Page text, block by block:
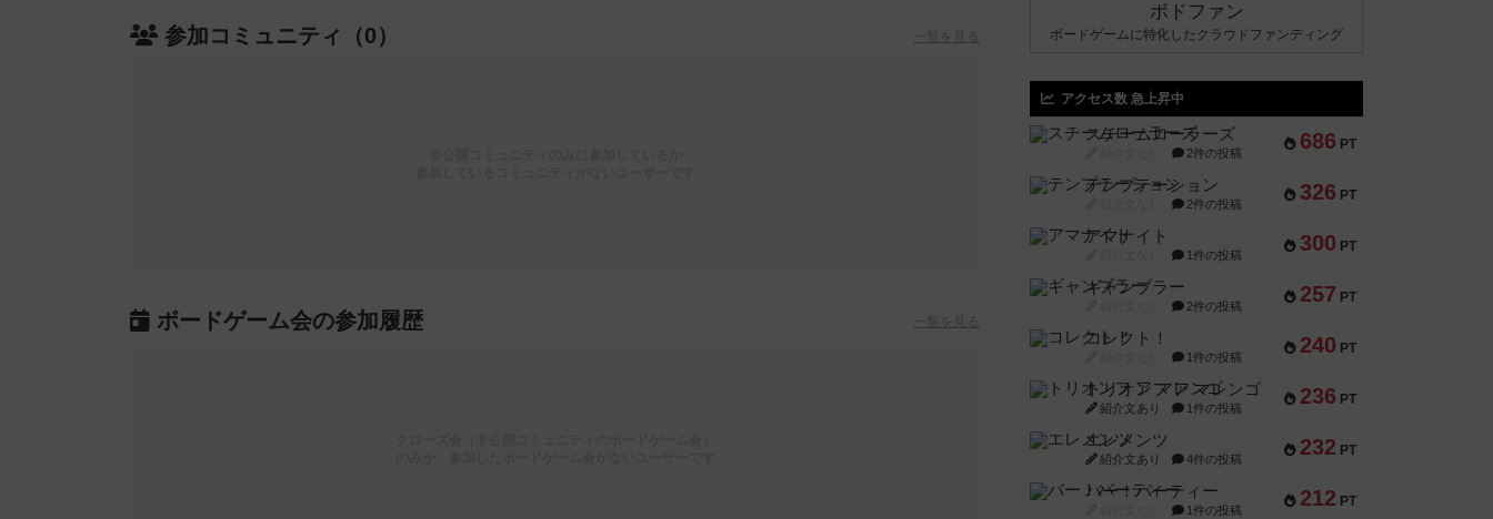
参加コミュニティ（0） 一覧を見る
ボードゲーム会の参加履歴 一覧を見る
ボドファン
ボードゲームに特化したクラウドファンディング
アクセス数 急上昇中
686 PT
スチームローラーズ
2件の投稿
326 PT
テンプテーション
2件の投稿
300 PT
アマナイト
1件の投稿
257 PT
ギャンブラー
2件の投稿
240 PT
コレクト！
1件の投稿
236 PT
トリオンフ ア マレンゴ
紹介文あり 1件の投稿
232 PT
エレメンツ
紹介文あり 4件の投稿
212 PT
バー！パーティー
1件の投稿